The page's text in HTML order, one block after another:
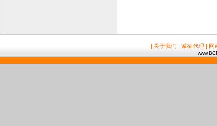
| 关于我们 | 诚征代理 |